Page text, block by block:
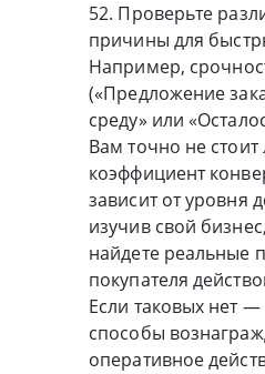
52. Проверьте
причины для
Например,
(«Предложение
среду» или
Вам точно не стоит
коэффициент
зависит от уровня
изучив свой
найдете реальные
покупателя
Если таковых нет
способы
оперативное